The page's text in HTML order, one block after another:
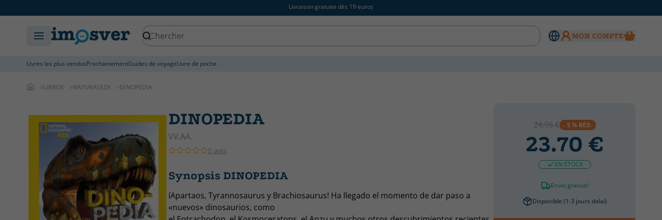
Livraison gratuite dès 19 euros
MON COMPTE
Livres les plus vendusProchainementGuides de voyageLivre de poche
LIBROS NATURALEZA DINOPEDIA
DINOPEDIA
VV.AA.
0 avis
Synopsis DINOPEDIA
íApartaos, Tyrannosaurus y Brachiosaurus! Ha llegado el momento de dar paso a
«nuevos» dinosaurios, como
24.95 € - 5 % RÉD.
23.70 €
EN STOCK
Envoi gratuit!
Disponible (1-3 jours dalai)